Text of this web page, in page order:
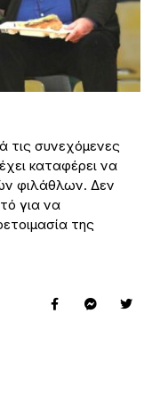
τις συνεχόμενες
καταφέρει να
φιλάθλων. Δεν
για να
της